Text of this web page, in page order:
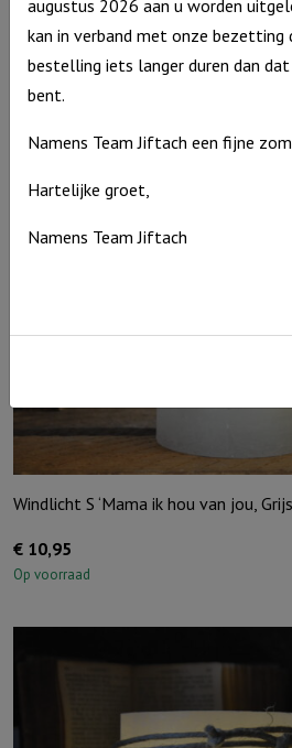
Windlicht M De Heere zegent je en
15,95
Windlicht S ‘Mama ik hou van jou, Grijs
€ 10,95
Op voorraad
augustus 2026 aan u worden
kan in verband met onze bezetting
bestelling iets langer duren dan
bent.
Namens Team Jiftach een fijne
Hartelijke groet,
Namens Team Jiftach